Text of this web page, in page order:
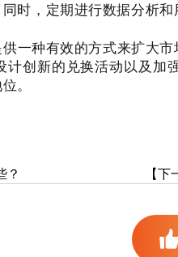
时，定期进行数据分析
一种有效的方式来扩大
创新的兑换活动以及加
。
？ 【